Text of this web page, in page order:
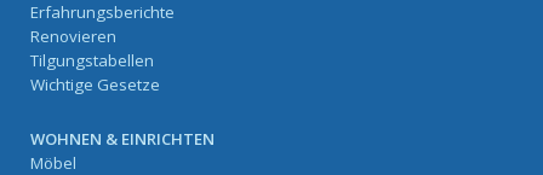
Erfahrungsberichte
Renovieren
Tilgungstabellen
Wichtige Gesetze
WOHNEN & EINRICHTEN
Möbel